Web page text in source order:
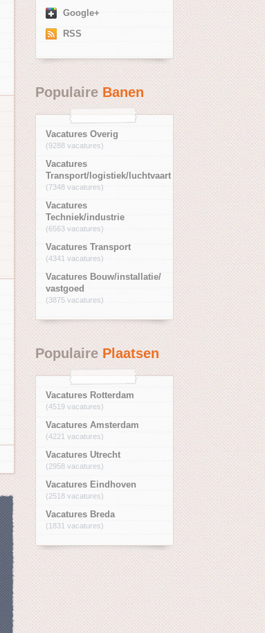
Google+
RSS
PopulaireBanen
Vacatures Overig
(9288 vacatures)
Vacatures
Transport/logistiek/luchtvaart
(7348 vacatures)
Vacatures
Techniek/industrie
(6563 vacatures)
Vacatures Transport
(4341 vacatures)
Vacatures Bouw/installatie/
vastgoed
(3875 vacatures)
PopulairePlaatsen
Vacatures Rotterdam
(4519 vacatures)
Vacatures Amsterdam
(4221 vacatures)
Vacatures Utrecht
(2958 vacatures)
Vacatures Eindhoven
(2518 vacatures)
Vacatures Breda
(1831 vacatures)